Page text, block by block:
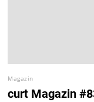
Magazin
curt Magazin